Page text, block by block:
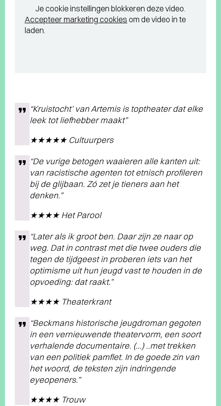
Je cookie instellingen blokkeren deze video.
Accepteer marketing cookies om de video in te
laden.
“Kruistocht’ van Artemis is toptheater dat elke
leek tot liefhebber maakt”
★★★★★ Cultuurpers
“De vurige betogen waaieren alle kanten uit:
van racistische agenten tot etnisch profileren
bij de glijbaan. Zó zet je tieners aan het
denken.”
★★★★ Het Parool
“Later als ik groot ben. Daar zijn ze naar op
weg. Dat in contrast met die twee ouders die
tegen de tijdgeest in proberen iets van het
optimisme uit hun jeugd vast te houden in de
opvoeding: dat raakt.”
★★★★ Theaterkrant
“Beckmans historische jeugdroman gegoten
in een vernieuwende theatervorm, een soort
verhalende documentaire. (…) ..met trekken
van een politiek pamflet. In de goede zin van
het woord, de teksten zijn indringende
eyeopeners.”
★★★★ Trouw